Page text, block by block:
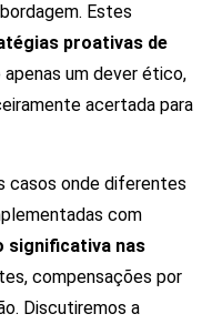
Estes
proativas de
apenas um dever ético,
acertada para
casos onde diferentes
com
significativa nas
compensações por
Discutiremos a